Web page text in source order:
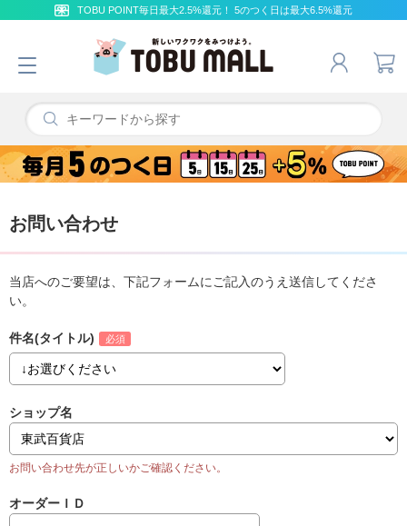
TOBU POINT毎日最大2.5%還元！ 5のつく日は最大6.5%還元
お問い合わせ
当店へのご要望は、下記フォームにご記入のうえ送信してくださ
い。
件名(タイトル)
ショップ名
オーダーＩＤ